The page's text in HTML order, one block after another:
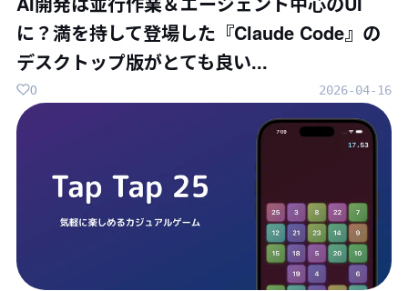
に？満を持して登場した『Claude Code』の
デスクトップ版がとても良い...
2026-04-16
0